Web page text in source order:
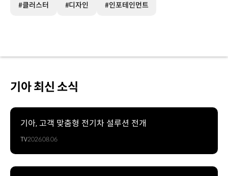
#클러스터 #디자인 #인포테인먼트
기아 최신 소식
기아, 고객 맞춤형 전기차 설루션 전개
TV2026.08.06